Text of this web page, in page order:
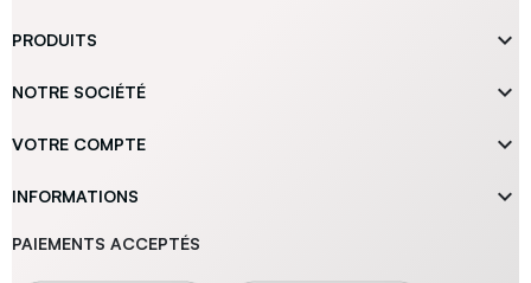
PRODUITS 
NOTRE SOCIÉTÉ 
VOTRE COMPTE 
INFORMATIONS 
PAIEMENTS ACCEPTÉS